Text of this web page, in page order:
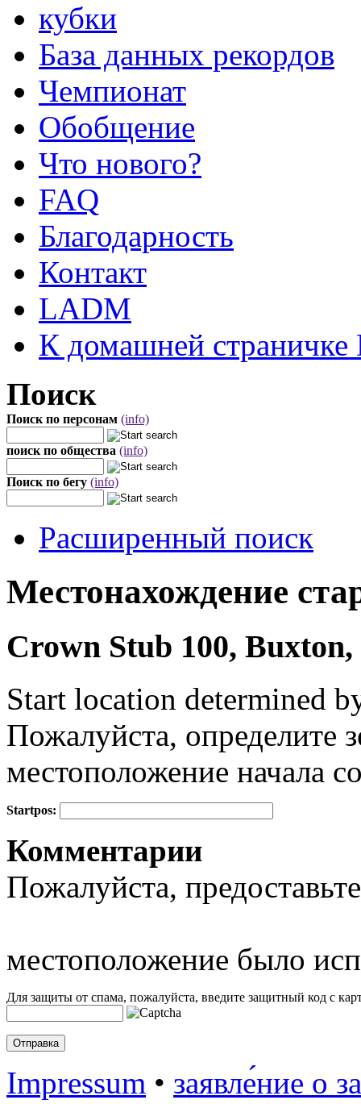
кубки
База данных рекордов
Чемпионат
Обобщение
Что нового?
FAQ
Благодарность
Контакт
LADM
К домашней страничке
Поиск
Поиск по персонам (info)
поиск по общества (info)
Поиск по бегу (info)
Расширенный поиск
Местонахождение
Crown Stub 100,
Start location determined
Пожалуйста, определите
местоположение начала
−
Startpos:
Комментарии
Пожалуйста,
местоположение было
Для защиты от спама, пожалуйста, введите защитный код с
Impressum • заявле́ние о